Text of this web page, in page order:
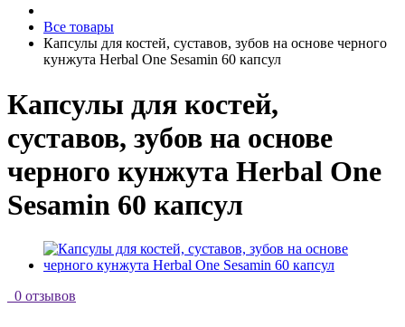
Все товары
Капсулы для костей, суставов, зубов на основе черного
кунжута Herbal One Sesamin 60 капсул
Капсулы для костей,
суставов, зубов на основе
черного кунжута Herbal One
Sesamin 60 капсул
0 отзывов